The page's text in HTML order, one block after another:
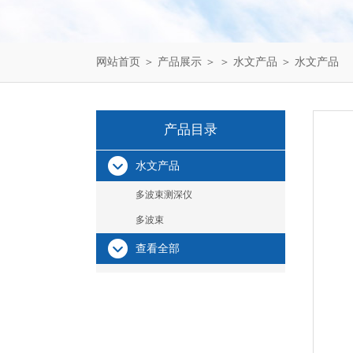
网站首页 ＞ 产品展示 ＞ ＞ 水文产品 ＞ 水文产品
产品目录
水文产品
多波束测深仪
多波束
查看全部